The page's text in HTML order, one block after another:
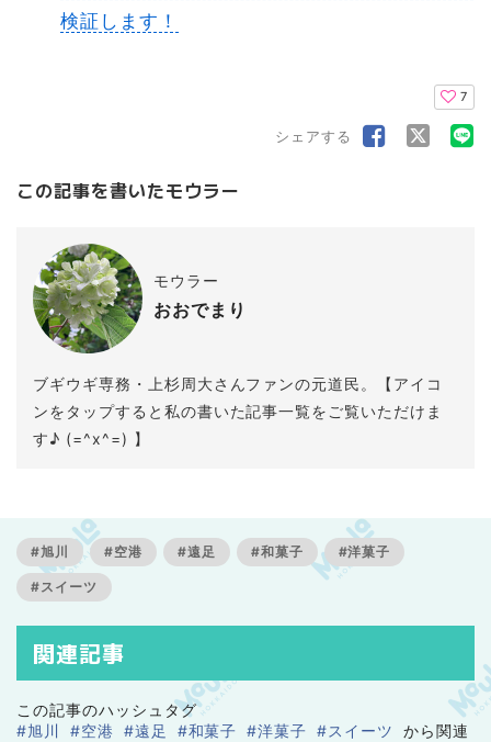
検証します！
7
シェアする
この記事を書いたモウラー
モウラー
おおでまり
ブギウギ専務・上杉周大さんファンの元道民。【アイコ
ンをタップすると私の書いた記事一覧をご覧いただけま
す♪ (=^x^=) 】
#旭川 #空港 #遠足 #和菓子 #洋菓子
#スイーツ
関連記事
この記事のハッシュタグ
#旭川
#空港 #遠足 #和菓子 #洋菓子 #スイーツ
から関連